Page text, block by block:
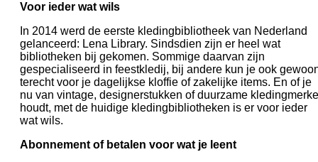
Voor ieder wat wils
In 2014 werd de eerste kledingbibliotheek van Nederland
gelanceerd: Lena Library. Sindsdien zijn er heel wat
bibliotheken bij gekomen. Sommige daarvan zijn
gespecialiseerd in feestkledij, bij andere kun je ook
terecht voor je dagelijkse kloffie of zakelijke items. En of je
nu van vintage, designerstukken of duurzame
houdt, met de huidige kledingbibliotheken is er voor ieder
wat wils.
Abonnement of betalen voor wat je leent